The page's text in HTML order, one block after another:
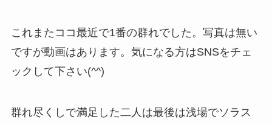
これまたココ最近で1番の群れでした。写真は無い
ですが動画はあります。気になる方はSNSをチェ
ックして下さい(^^)
群れ尽くしで満足した二人は最後は浅場でソラス